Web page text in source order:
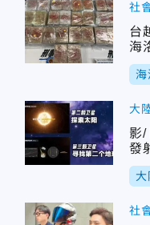
社
台
海
海
大
影
發
大
社